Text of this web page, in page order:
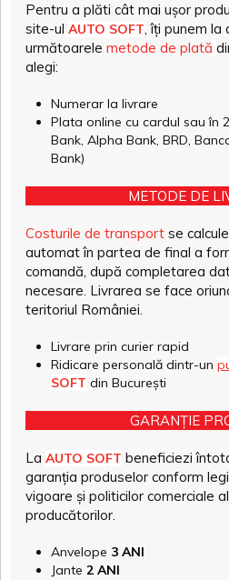
Pentru a plăti cât mai ușor
site-ul AUTO SOFT, îți punem la
următoarele metode de plată
alegi:
Numerar la livrare
Plata online cu cardul sau în
Bank, Alpha Bank, BRD,
Bank)
METODE DE
Costurile de transport se
automat în partea de final a
comandă, după completarea
necesare. Livrarea se face
teritoriul României.
Livrare prin curier rapid
Ridicare personală dintr-un
SOFT din București
GARANȚIE
La AUTO SOFT beneficiezi
garanția produselor conform
vigoare și politicilor comerciale
producătorilor.
Anvelope 3 ANI
Jante 2 ANI